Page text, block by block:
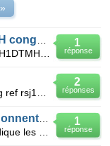
»
1
réponse
2
réponses
1
réponse